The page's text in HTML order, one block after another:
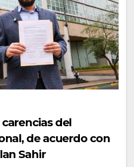
del
de acuerdo con
Sahir